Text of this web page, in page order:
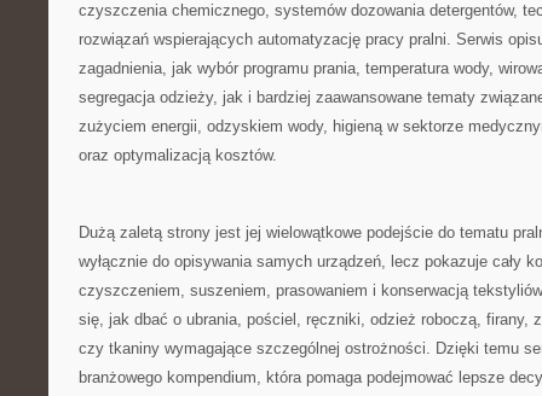
czyszczenia chemicznego, systemów dozowania detergentów,
rozwiązań wspierających automatyzację pracy pralni. Serwis
zagadnienia, jak wybór programu prania, temperatura wody,
segregacja odzieży, jak i bardziej zaawansowane tematy
zużyciem energii, odzyskiem wody, higieną w sektorze
oraz optymalizacją kosztów.
Dużą zaletą strony jest jej wielowątkowe podejście do tematu
wyłącznie do opisywania samych urządzeń, lecz pokazuje cały
czyszczeniem, suszeniem, prasowaniem i konserwacją
się, jak dbać o ubrania, pościel, ręczniki, odzież roboczą, firany,
czy tkaniny wymagające szczególnej ostrożności. Dzięki temu
branżowego kompendium, która pomaga podejmować lepsze